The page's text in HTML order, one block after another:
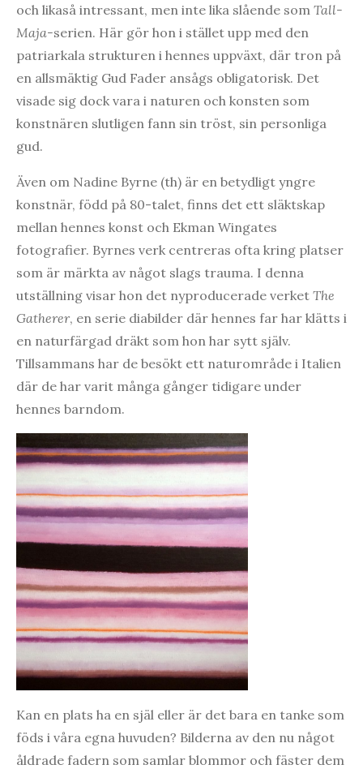
och likaså intressant, men inte lika slående som Tall-
Maja-serien. Här gör hon i stället upp med den
patriarkala strukturen i hennes uppväxt, där tron på
en allsmäktig Gud Fader ansågs obligatorisk. Det
visade sig dock vara i naturen och konsten som
konstnären slutligen fann sin tröst, sin personliga
gud.
Även om Nadine Byrne (th) är en betydligt yngre
konstnär, född på 80-talet, finns det ett släktskap
mellan hennes konst och Ekman Wingates
fotografier. Byrnes verk centreras ofta kring platser
som är märkta av något slags trauma. I denna
utställning visar hon det nyproducerade verket The
Gatherer, en serie diabilder där hennes far har klätts i
en naturfärgad dräkt som hon har sytt själv.
Tillsammans har de besökt ett naturområde i Italien
där de har varit många gånger tidigare under
hennes barndom.
Kan en plats ha en själ eller är det bara en tanke som
föds i våra egna huvuden? Bilderna av den nu något
åldrade fadern som samlar blommor och fäster dem